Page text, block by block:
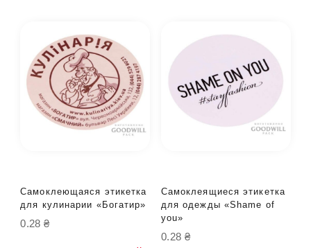
Самоклеющаяся этикетка
для кулинарии «Богатир»
0.28₴
Самоклеящиеся этикетка
для одежды «Shame of
you»
0.28 ₴